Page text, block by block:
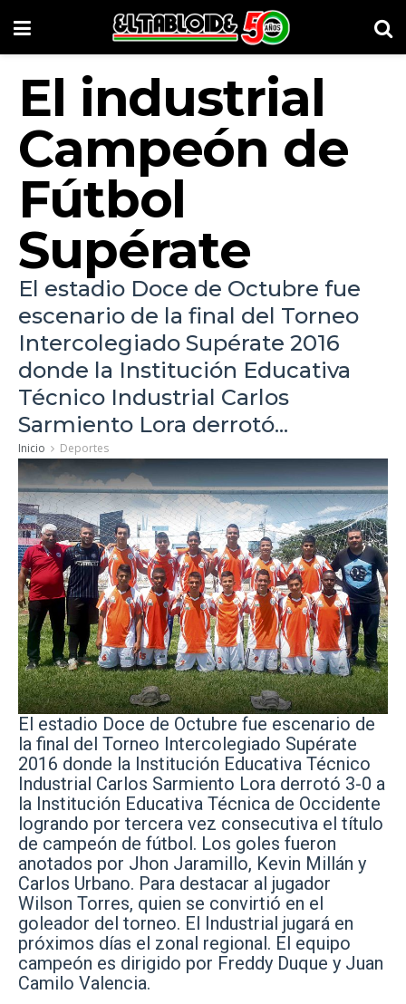
El industrial
Campeón de
Fútbol
Supérate
El estadio Doce de Octubre fue
escenario de la final del Torneo
Intercolegiado Supérate 2016
donde la Institución Educativa
Técnico Industrial Carlos
Sarmiento Lora derrotó...
Inicio Deportes
El estadio Doce de Octubre fue escenario de
la final del Torneo Intercolegiado Supérate
2016 donde la Institución Educativa Técnico
Industrial Carlos Sarmiento Lora derrotó 3-0 a
la Institución Educativa Técnica de Occidente
logrando por tercera vez consecutiva el título
de campeón de fútbol. Los goles fueron
anotados por Jhon Jaramillo, Kevin Millán y
Carlos Urbano. Para destacar al jugador
Wilson Torres, quien se convirtió en el
goleador del torneo. El Industrial jugará en
próximos días el zonal regional. El equipo
campeón es dirigido por Freddy Duque y Juan
Camilo Valencia.